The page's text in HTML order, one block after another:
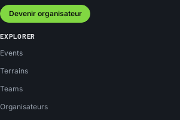
Devenir organisateur
EXPLORER
Events
Terrains
Teams
Organisateurs